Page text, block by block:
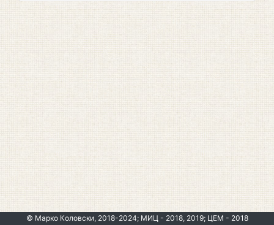
© Марко Коловски, 2018-2024; МИЦ - 2018, 2019; ЦЕМ - 2018